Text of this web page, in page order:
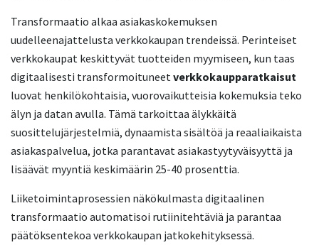
Transformaatio alkaa asiakaskokemuksen
uudelleenajattelusta verkkokaupan trendeissä. Perinteiset
verkkokaupat keskittyvät tuotteiden myymiseen, kun taas
digitaalisesti transformoituneetverkkokaupparatkaisut
luovat henkilökohtaisia, vuorovaikutteisia kokemuksia teko
älyn ja datan avulla. Tämä tarkoittaa älykkäitä
suosittelujärjestelmiä, dynaamista sisältöä ja reaaliaikaista
asiakaspalvelua, jotka parantavat asiakastyytyväisyyttä ja
lisäävät myyntiä keskimäärin 25-40 prosenttia.
Liiketoimintaprosessien näkökulmasta digitaalinen
transformaatio automatisoi rutiinitehtäviä ja parantaa
päätöksentekoa verkkokaupan jatkokehityksessä.